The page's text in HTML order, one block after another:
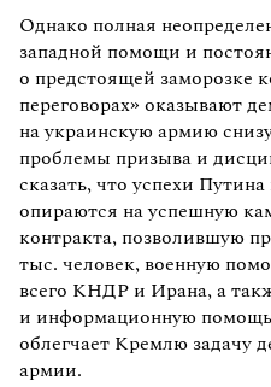
Однако полная
западной помощи и
о предстоящей заморозке
переговорах» оказывают
на украинскую армию
проблемы призыва и
сказать, что успехи
опираются на успешную
контракта, позволившую
тыс. человек, военную
всего КНДР и Ирана, а
и информационную
облегчает Кремлю задачу
армии.